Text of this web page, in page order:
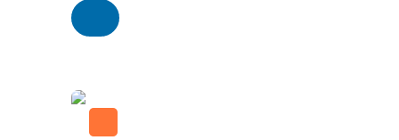
meublés. Le prix demandé s'élève à 185 224,00 €
FAI. Honoraires d'Agence : 16 224,00 € TTC, soit
très vite ! Les risques auxquels ce bien est exposé
sont disponibles sur le site : www. georisques.
gouv. fr Réf ROPERT IMMO : 4657/PR87